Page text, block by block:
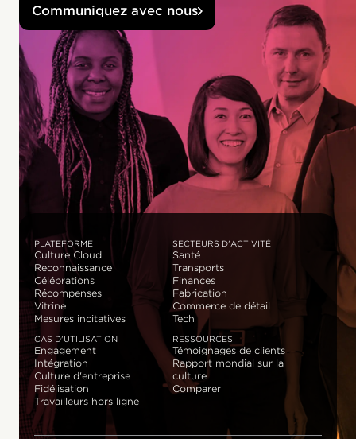
Communiquez avec nous
PLATEFORME
Culture Cloud
Reconnaissance
Célébrations
Récompenses
Vitrine
Mesures incitatives
SECTEURS D'ACTIVITÉ
Santé
Transports
Finances
Fabrication
Commerce de détail
Tech
CAS D'UTILISATION
Engagement
Intégration
Culture d'entreprise
Fidélisation
Travailleurs hors ligne
RESSOURCES
Témoignages de clients
Rapport mondial sur la
culture
Comparer